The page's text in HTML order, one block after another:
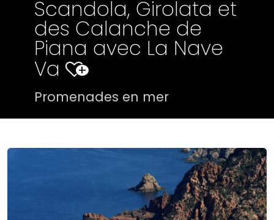
Scandola, Girolata et
des Calanche de
Piana avec La Nave
Va
+
Promenades en mer